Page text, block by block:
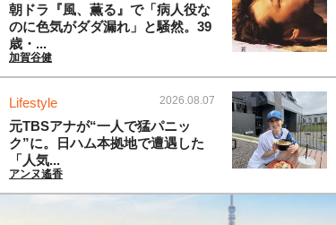
朝ドラ『風、薫る』で「病人役な
のに色気がダダ漏れ」と騒然。39
歳・...
加賀谷健
Lifestyle 2026.08.07
元TBSアナが“一人で猛パニッ
ク”に。日ハム本拠地で遭遇した
「人気...
アンヌ遙香